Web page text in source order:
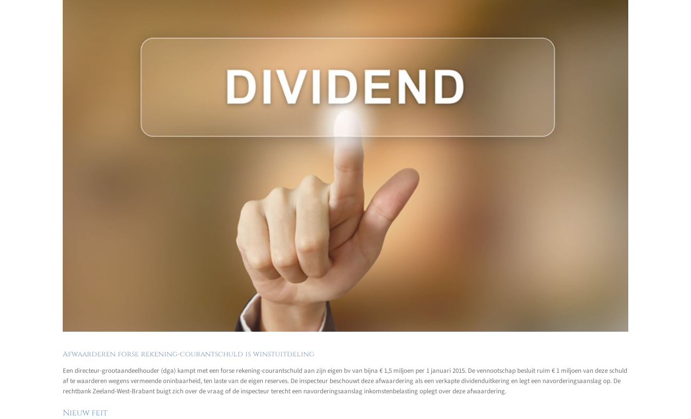
Afwaarderen forse rekening-courantschuld is winstuitdeling
Een directeur-grootaandeelhouder (dga) kampt met een forse rekening-courantschuld aan zijn eigen bv van bijna € 1,5 miljoen per 1 januari 2015. De vennootschap besluit ruim € 1 miljoen van deze schuld
af te waarderen wegens vermeende oninbaarheid, ten laste van de eigen reserves. De inspecteur beschouwt deze afwaardering als een verkapte dividenduitkering en legt een navorderingsaanslag op. De
rechtbank Zeeland-West-Brabant buigt zich over de vraag of de inspecteur terecht een navorderingsaanslag inkomstenbelasting oplegt over deze afwaardering.
Nieuw feit